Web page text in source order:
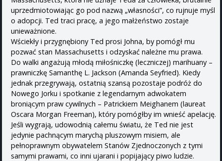
uprzedmiotowiając go pod nazwą „własności”, co rujnuje myśl
o adopcji. Ted traci pracę, a jego małżeństwo zostaje
unieważnione.
Wściekły i przygnębiony Ted prosi Johna, by pomógł mu
pozwać stan Massachusetts i odzyskać należne mu prawa.
Do walki angażują młodą miłośniczkę (leczniczej) marihuany –
prawniczkę Samanthę L. Jackson (Amanda Seyfried). Kiedy
jednak przegrywają, ostatnią szansą pozostaje podróż do
Nowego Jorku i spotkanie z legendarnym adwokatem
broniącym praw cywilnych – Patrickiem Meighanem (laureat
Oscara Morgan Freeman), który pomógłby im wnieść apelację.
Jeśli wygrają, udowodnią całemu światu, że Ted nie jest
jedynie pachnącym marychą pluszowym misiem, ale
pełnoprawnym obywatelem Stanów Zjednoczonych z tymi
samymi prawami, co inni ujarani i popijający piwo ludzie.